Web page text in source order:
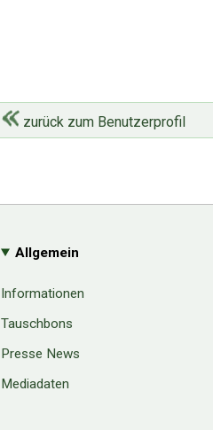
zurück zum Benutzerprofil
Allgemein
Informationen
Tauschbons
Presse News
Mediadaten